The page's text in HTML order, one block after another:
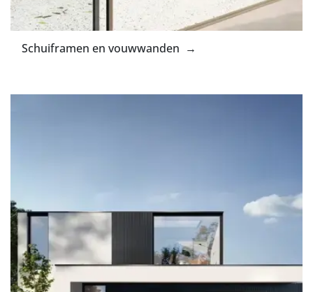
Schuiframen en vouwwanden →